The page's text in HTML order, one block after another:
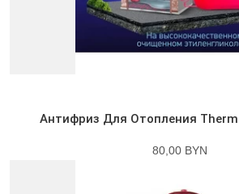
Антифриз Для Отопления
80,00 BYN